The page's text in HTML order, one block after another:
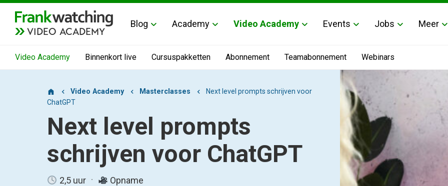
VIDEO ACADEMY
Blog Academy Video Academy Events Jobs Meer
Video Academy Binnenkort live Cursuspakketten Abonnement Teamabonnement Webinars
Video Academy Masterclasses
Next level prompts schrijven voor
ChatGPT
Next level prompts
schrijven voor ChatGPT
2,5 uur
Opname